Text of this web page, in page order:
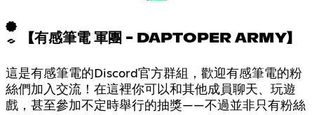
【有感筆電 軍團 - DAPTOPER ARMY】
這是有感筆電的Discord官方群組，歡迎有感筆電的粉
絲們加入交流！在這裡你可以和其他成員聊天、玩遊
戲，甚至參加不定時舉行的抽獎——不過並非只有粉絲